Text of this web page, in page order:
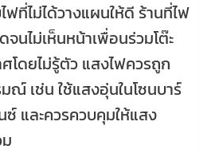
ฟที่ไม่ได้วางแผนให้ดี ร้านที่ไฟ
จนไม่เห็นหน้าเพื่อนร่วมโต๊ะ
โดยไม่รู้ตัว แสงไฟควรถูก
เช่น ใช้แสงอุ่นในโซนบาร์
และควรควบคุมให้แสง